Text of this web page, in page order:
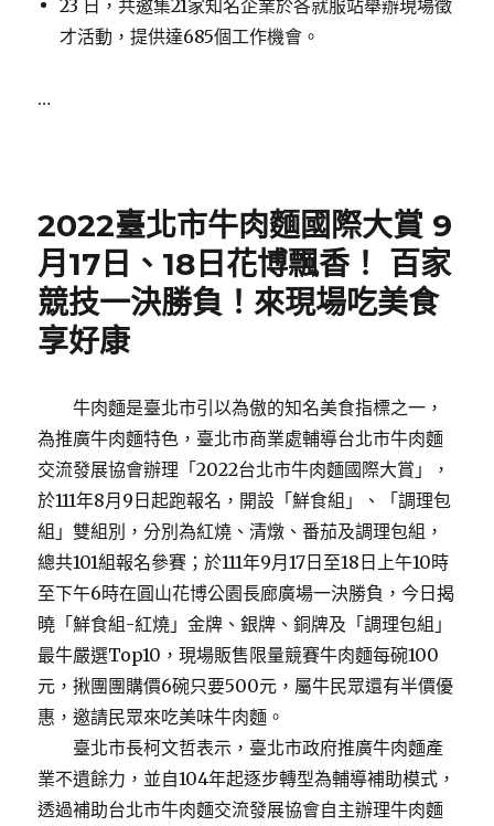
…
2022臺北市牛肉麵國際大賞 9
月17日、18日花博飄香！ 百家
競技一決勝負！來現場吃美食
享好康
牛肉麵是臺北市引以為傲的知名美食指標之一，
為推廣牛肉麵特色，臺北市商業處輔導台北市牛肉麵
交流發展協會辦理「2022台北市牛肉麵國際大賞」，
於111年8月9日起跑報名，開設「鮮食組」、「調理包
組」雙組別，分別為紅燒、清燉、番茄及調理包組，
總共101組報名參賽；於111年9月17日至18日上午10時
至下午6時在圓山花博公園長廊廣場一決勝負，今日揭
曉「鮮食組-紅燒」金牌、銀牌、銅牌及「調理包組」
最牛嚴選Top10，現場販售限量競賽牛肉麵每碗100
元，揪團團購價6碗只要500元，屬牛民眾還有半價優
惠，邀請民眾來吃美味牛肉麵。
臺北市長柯文哲表示，臺北市政府推廣牛肉麵產
業不遺餘力，並自104年起逐步轉型為輔導補助模式，
透過補助台北市牛肉麵交流發展協會自主辦理牛肉麵